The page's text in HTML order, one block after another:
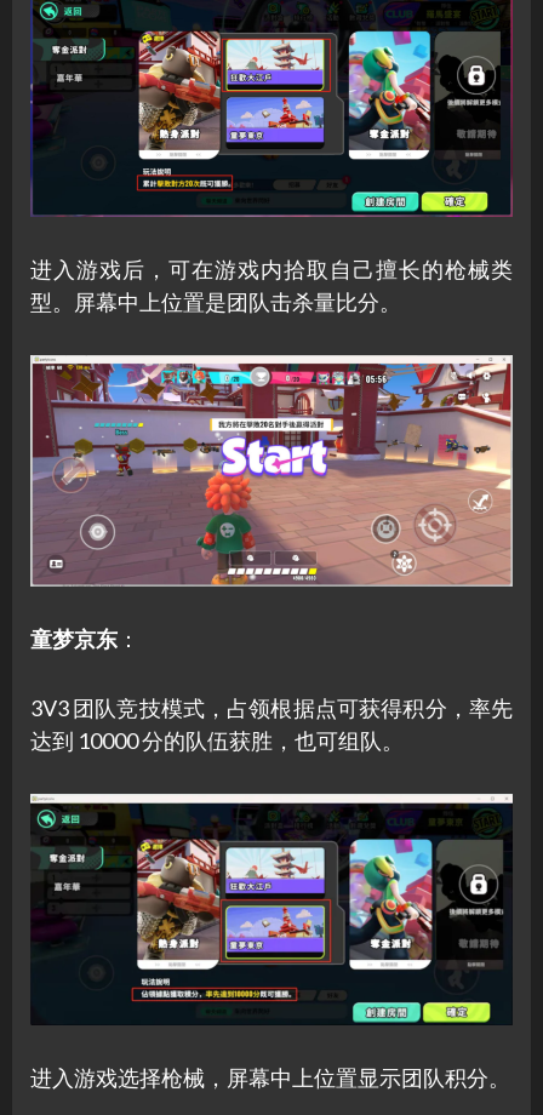
进入游戏后，可在游戏内拾取自己擅长的枪械类
型。屏幕中上位置是团队击杀量比分。
童梦京东 ：
3V3 团队竞技模式，占领根据点可获得积分，率先
达到 10000 分的队伍获胜，也可组队。
进入游戏选择枪械，屏幕中上位置显示团队积分。